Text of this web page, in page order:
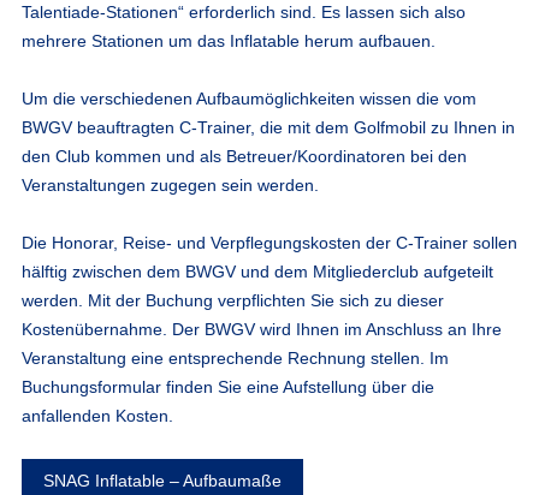
Talentiade-Stationen“ erforderlich sind. Es lassen sich also
mehrere Stationen um das Inflatable herum aufbauen.
Um die verschiedenen Aufbaumöglichkeiten wissen die vom
BWGV beauftragten C-Trainer, die mit dem Golfmobil zu Ihnen in
den Club kommen und als Betreuer/Koordinatoren bei den
Veranstaltungen zugegen sein werden.
Die Honorar, Reise- und Verpflegungskosten der C-Trainer sollen
hälftig zwischen dem BWGV und dem Mitgliederclub aufgeteilt
werden. Mit der Buchung verpflichten Sie sich zu dieser
Kostenübernahme. Der BWGV wird Ihnen im Anschluss an Ihre
Veranstaltung eine entsprechende Rechnung stellen. Im
Buchungsformular finden Sie eine Aufstellung über die
anfallenden Kosten.
SNAG Inflatable – Aufbaumaße